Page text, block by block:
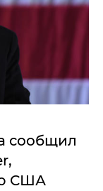
сообщил
США